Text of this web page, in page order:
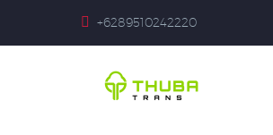
+6289510242220